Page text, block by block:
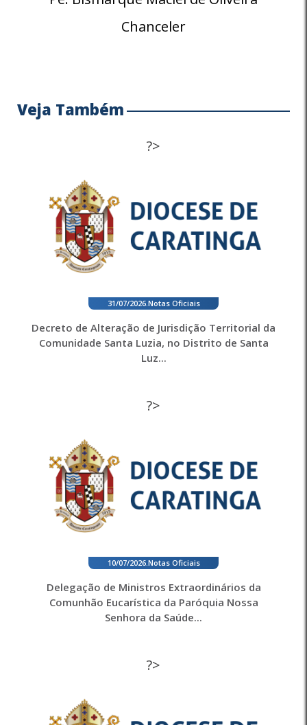
Chanceler
Veja Também
?>
31/07/2026. Notas Oficiais
Decreto de Alteração de Jurisdição Territorial da
Comunidade Santa Luzia, no Distrito de Santa
Luz...
?>
10/07/2026. Notas Oficiais
Delegação de Ministros Extraordinários da
Comunhão Eucarística da Paróquia Nossa
Senhora da Saúde...
?>